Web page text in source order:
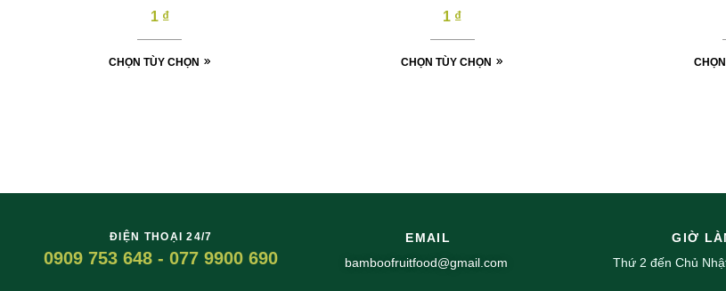
1 ₫
CHỌN TÙY CHỌN
1 ₫
CHỌN TÙY CHỌN
ĐIỆN THOẠI 24/7
0909 753 648 - 077 9900 690
EMAIL
bamboofruitfood@gmail.com
GIỜ
Thứ 2 đến Chủ